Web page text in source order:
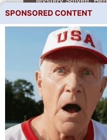
SPONSORED CONTENT